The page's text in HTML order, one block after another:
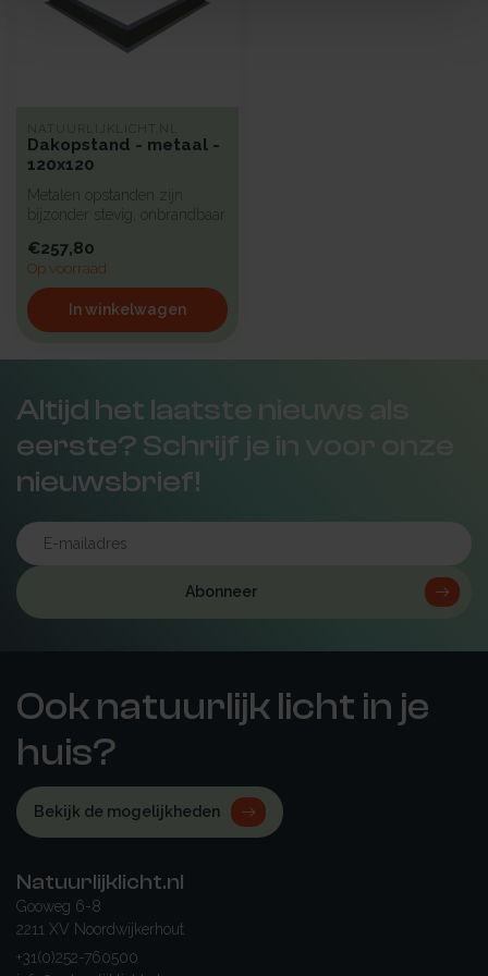
NATUURLIJKLICHT.NL
Dakopstand - metaal -
120x120
Metalen opstanden zijn
bijzonder stevig, onbrandbaar
€257,80
Op voorraad
In winkelwagen
Altijd het laatste nieuws als
eerste? Schrijf je in voor onze
nieuwsbrief!
Abonneer
Ook natuurlijk licht in je
huis?
Bekijk de mogelijkheden
Natuurlijklicht.nl
Gooweg 6-8
2211 XV Noordwijkerhout
+31(0)252-760500